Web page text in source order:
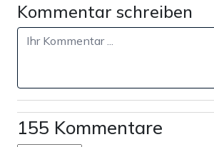
Kommentar schreiben
155 Kommentare